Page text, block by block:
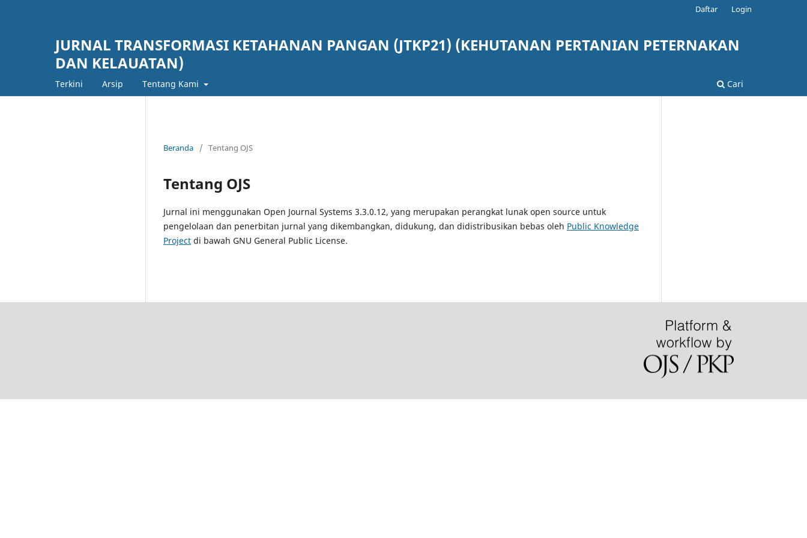
JURNAL TRANSFORMASI KETAHANAN PANGAN (JTKP21) (KEHUTANAN PERTANIAN PETERNAKAN
DAN KELAUATAN)
Terkini Arsip Tentang Kami Cari
Daftar Login
Beranda / Tentang OJS
Tentang OJS
Jurnal ini menggunakan Open Journal Systems 3.3.0.12, yang merupakan perangkat lunak open source untuk
pengelolaan dan penerbitan jurnal yang dikembangkan, didukung, dan didistribusikan bebas oleh Public Knowledge
Project di bawah GNU General Public License.